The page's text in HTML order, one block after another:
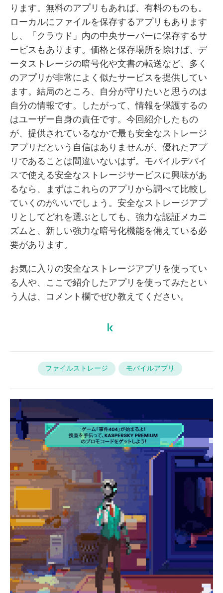
ります。無料のアプリもあれば、有料のものも。
ローカルにファイルを保存するアプリもあります
し、「クラウド」内の中央サーバーに保存するサ
ービスもあります。価格と保存場所を除けば、デ
ータストレージの暗号化や文書の転送など、多く
のアプリが非常によく似たサービスを提供してい
ます。結局のところ、自分が守りたいと思うのは
自分の情報です。したがって、情報を保護するの
はユーザー自身の責任です。今回紹介したもの
が、提供されているなかで最も安全なストレージ
アプリだという自信はありませんが、優れたアプ
リであることは間違いないはず。モバイルデバイ
スで使える安全なストレージサービスに興味があ
るなら、まずはこれらのアプリから調べて比較し
ていくのがいいでしょう。安全なストレージアプ
リとしてどれを選ぶとしても、強力な認証メカニ
ズムと、新しい強力な暗号化機能を備えている必
要があります。
お気に入りの安全なストレージアプリを使ってい
る人や、ここで紹介したアプリを使ってみたとい
う人は、コメント欄でぜひ教えてください。
ファイルストレージ モバイルアプリ